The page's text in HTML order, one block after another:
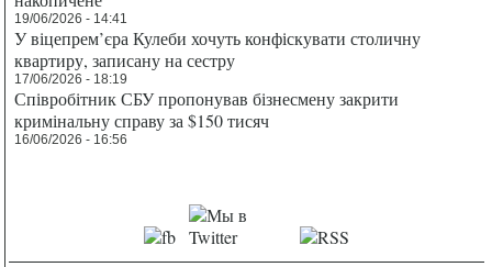
19/06/2026 - 14:41
У віцепрем’єра Кулеби хочуть конфіскувати столичну
квартиру, записану на сестру
17/06/2026 - 18:19
Співробітник СБУ пропонував бізнесмену закрити
кримінальну справу за $150 тисяч
16/06/2026 - 16:56